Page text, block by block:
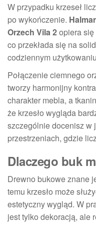
W przypadku krzeseł
po wykończenie.
Orzech Vila 2opiera się
co przekłada się na
codziennym
Połączenie ciemnego
tworzy harmonijny
charakter mebla, a
że krzesło wygląda
szczególnie docenisz w
przestrzeniach, gdzie
Dlaczego buk
Drewno bukowe znane
temu krzesło może
estetyczny wygląd. W
jest tylko dekoracją, ale